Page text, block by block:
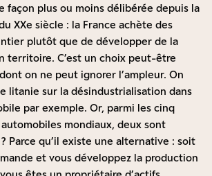
façon plus ou moins délibérée depuis la
XXe siècle : la France achète des
plutôt que de développer de la
territoire. C’est un choix peut-être
on ne peut ignorer l’ampleur. On
litanie sur la désindustrialisation dans
par exemple. Or, parmi les cinq
mondiaux, deux sont
Parce qu’il existe une alternative : soit
et vous développez la production